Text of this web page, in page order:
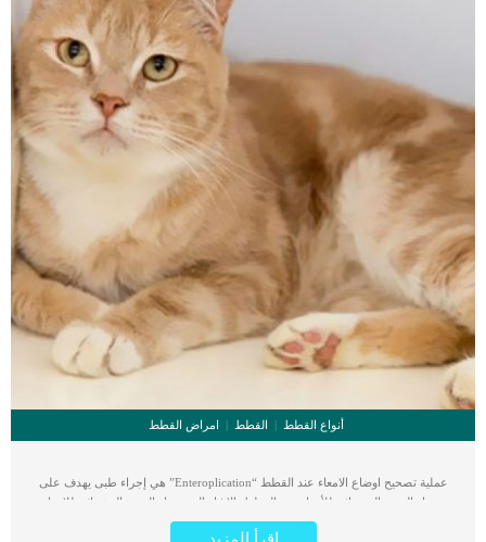
تقرحات في الموصل بين مناطق مختلفة من الجلد ، مثل الفم أو الأنف […]
أنواع القطط القطط امراض القطط
عملية تصحيح اوضاع الامعاء عند القطط “Enteroplication” هي إجراء طبى يهدف على
تعديل الوضع العشوائي للأمعاء عند القطط. الانثناء المعوي او الوضع العشوائي للامعاء
اصابة خطيرة تصيب القطط تهدد حياتهم وتتطل تدخل جراحى. عملية تصحيح اوضاع